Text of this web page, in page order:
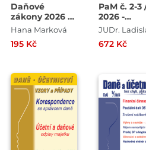
Daňové
zákony 2026 -
úplná znění k
Hana Marková
195 Kč
PaM č. 2-3
2026 -
Redukční
672 Kč